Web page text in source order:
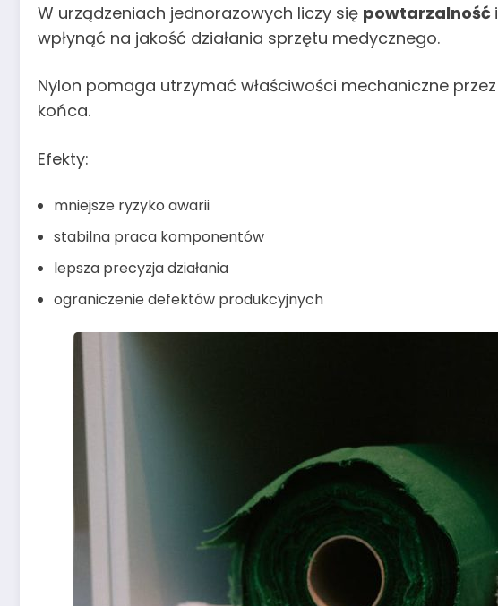
W urządzeniach jednorazowych liczy się powtarzalność i
wpłynąć na jakość działania sprzętu medycznego.
Nylon pomaga utrzymać właściwości mechaniczne przez
końca.
Efekty:
mniejsze ryzyko awarii
stabilna praca komponentów
lepsza precyzja działania
ograniczenie defektów produkcyjnych